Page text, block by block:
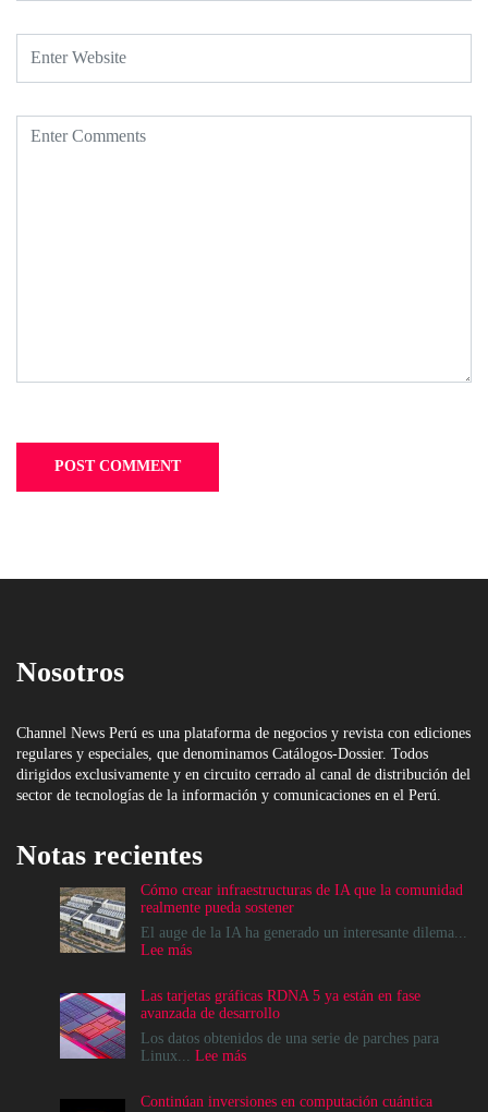
Nosotros
Channel News Perú es una plataforma de negocios y revista con ediciones
regulares y especiales, que denominamos Catálogos-Dossier. Todos
dirigidos exclusivamente y en circuito cerrado al canal de distribución del
sector de tecnologías de la información y comunicaciones en el Perú.
Notas recientes
Cómo crear infraestructuras de IA que la comunidad
realmente pueda sostener
El auge de la IA ha generado un interesante dilema...
Lee más:
infraestructuras
de
IA
que
realmente
Las tarjetas gráficas RDNA 5 ya están en fase
avanzada de desarrollo
Los datos obtenidos de una serie de parches para
Linux... Lee más:
gráficas
Continúan inversiones en computación cuántica